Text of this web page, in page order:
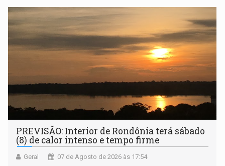
PREVISÃO: Interior de Rondônia terá sábado
(8) de calor intenso e tempo firme
Geral 07 de Agosto de 2026 às 17:54